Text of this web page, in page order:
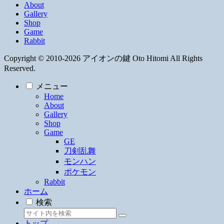
About
Gallery
Shop
Game
Rabbit
Copyright © 2010-2026 アイオンの鍵 Oto Hitomi All Rights
Reserved.
メニュー
Home
About
Gallery
Shop
Game
GE
刀剣乱舞
モンハン
ポケモン
Rabbit
ホーム
検索